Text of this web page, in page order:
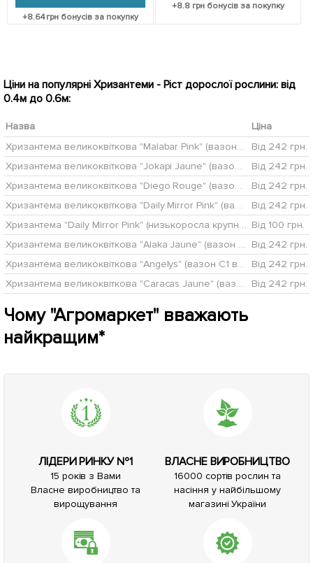
+8.64грн бонусів за покупку
+8.8 грн бонусів за покупку
Ціни на популярні Хризантеми - Ріст дорослої рослини: від
0.4м до 0.6м:
Назва
Ціна
Хризантема великоквіткова "Malabar Pink" (вазон С1 висота 20-30см)
Від 242 грн.
Хризантема великоквіткова "Jokapi Jaune" (вазон С1 висота 20-30см)
Від 242 грн.
Хризантема великоквіткова "Diego Rouge" (вазон С1 висота 20-30см)
Від 242 грн.
Хризантема великоквіткова "Daily Mirror Pink" (вазон С1 висота 20-30см)
Від 242 грн.
Хризантема "Daily Mirror Pink" (низькоросла крупноквіткова) Від 100 грн.
Хризантема великоквіткова "Alaka Jaune" (вазон С1 висота 20-30см) Від 242 грн.
Хризантема великоквіткова "Angelys" (вазон С1 висота 20-30см)
Від 242 грн.
Хризантема великоквіткова "Caracas Jaune" (вазон С1 висота 20-30см)
Від 242 грн.
Чому "Агромаркет" вважають
найкращим*
ЛІДЕРИ РИНКУ №1
15 років з Вами
Власне виробництво та
вирощування
ВЛАСНЕ ВИРОБНИЦТВО
16000 сортів рослин та
насіння у найбільшому
магазині України